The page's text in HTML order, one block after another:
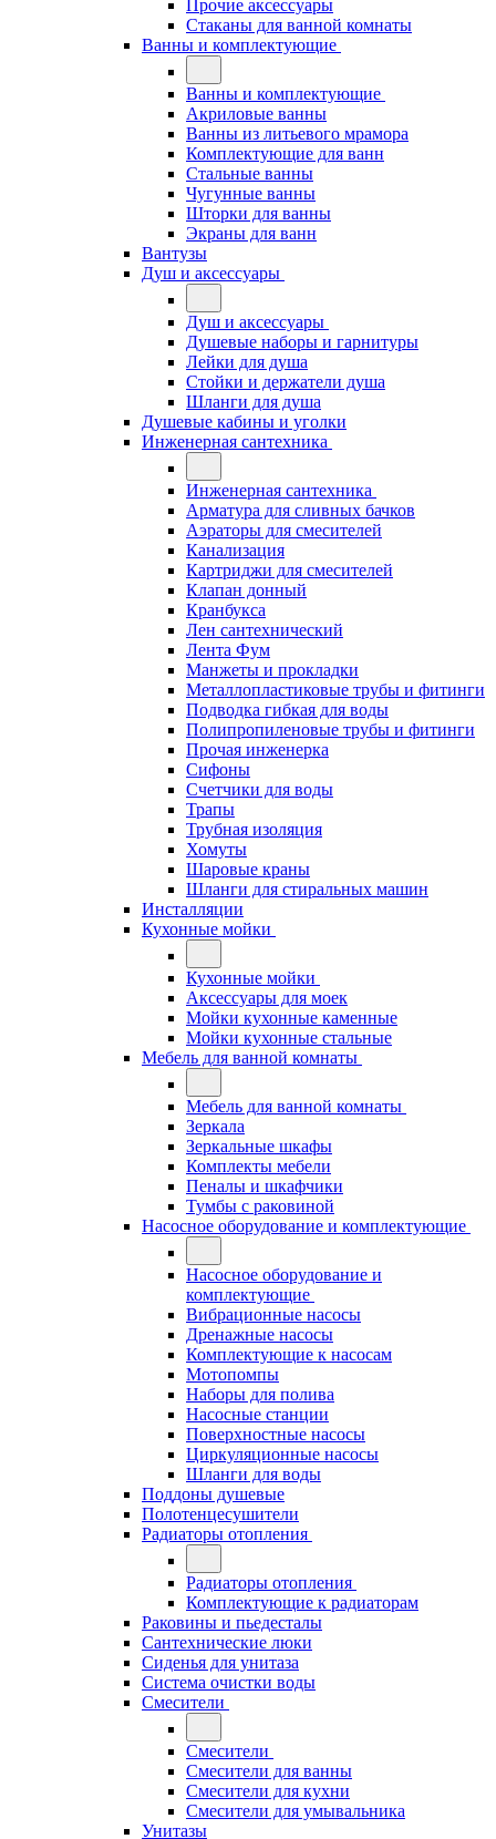
Прочие аксессуары
Стаканы для ванной комнаты
Ванны и комплектующие
Ванны и комплектующие
Акриловые ванны
Ванны из литьевого мрамора
Комплектующие для ванн
Стальные ванны
Чугунные ванны
Шторки для ванны
Экраны для ванн
Вантузы
Душ и аксессуары
Душ и аксессуары
Душевые наборы и гарнитуры
Лейки для душа
Стойки и держатели душа
Шланги для душа
Душевые кабины и уголки
Инженерная сантехника
Инженерная сантехника
Арматура для сливных бачков
Аэраторы для смесителей
Канализация
Картриджи для смесителей
Клапан донный
Кранбукса
Лен сантехнический
Лента Фум
Манжеты и прокладки
Металлопластиковые трубы и фитинги
Подводка гибкая для воды
Полипропиленовые трубы и фитинги
Прочая инженерка
Сифоны
Счетчики для воды
Трапы
Трубная изоляция
Хомуты
Шаровые краны
Шланги для стиральных машин
Инсталляции
Кухонные мойки
Кухонные мойки
Аксессуары для моек
Мойки кухонные каменные
Мойки кухонные стальные
Мебель для ванной комнаты
Мебель для ванной комнаты
Зеркала
Зеркальные шкафы
Комплекты мебели
Пеналы и шкафчики
Тумбы с раковиной
Насосное оборудование и комплектующие
Насосное оборудование и
комплектующие
Вибрационные насосы
Дренажные насосы
Комплектующие к насосам
Мотопомпы
Наборы для полива
Насосные станции
Поверхностные насосы
Циркуляционные насосы
Шланги для воды
Поддоны душевые
Полотенцесушители
Радиаторы отопления
Радиаторы отопления
Комплектующие к радиаторам
Раковины и пьедесталы
Сантехнические люки
Сиденья для унитаза
Система очистки воды
Смесители
Смесители
Смесители для ванны
Смесители для кухни
Смесители для умывальника
Унитазы